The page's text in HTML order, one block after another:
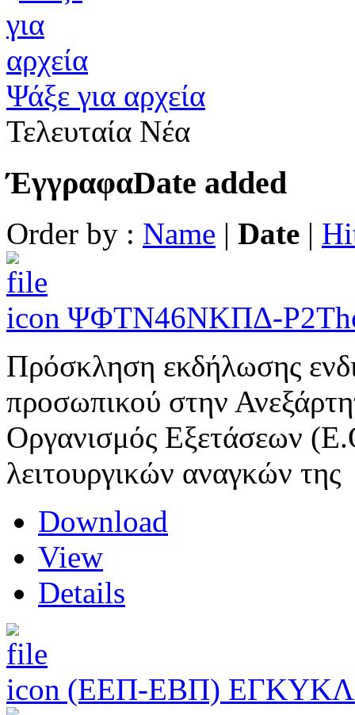
Ψάξε για αρχεία
Τελευταία Νέα
ΈγγραφαDate added
Order by : Name | Date |
ΨΦΤΝ46ΝΚΠΔ-Ρ2Τ
Πρόσκληση εκδήλωσης
προσωπικού στην
Οργανισμός Εξετάσεων
λειτουργικών αναγκών της
Download
View
Details
(ΕΕΠ-ΕΒΠ)